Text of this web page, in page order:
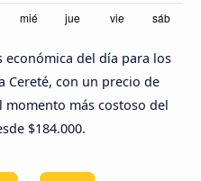
económica del día para los
Cereté, con un precio de
momento más costoso del
$184.000.